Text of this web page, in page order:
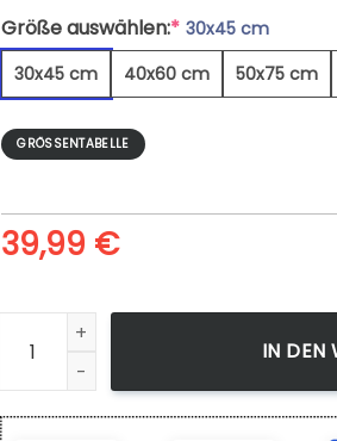
Größe auswählen:* 30x45 cm
30x45 cm
40x60 cm 50x75 cm
GRÖSSENTABELLE
39,99 €
Felsige Berggipfel Im Herbst -
IN DEN